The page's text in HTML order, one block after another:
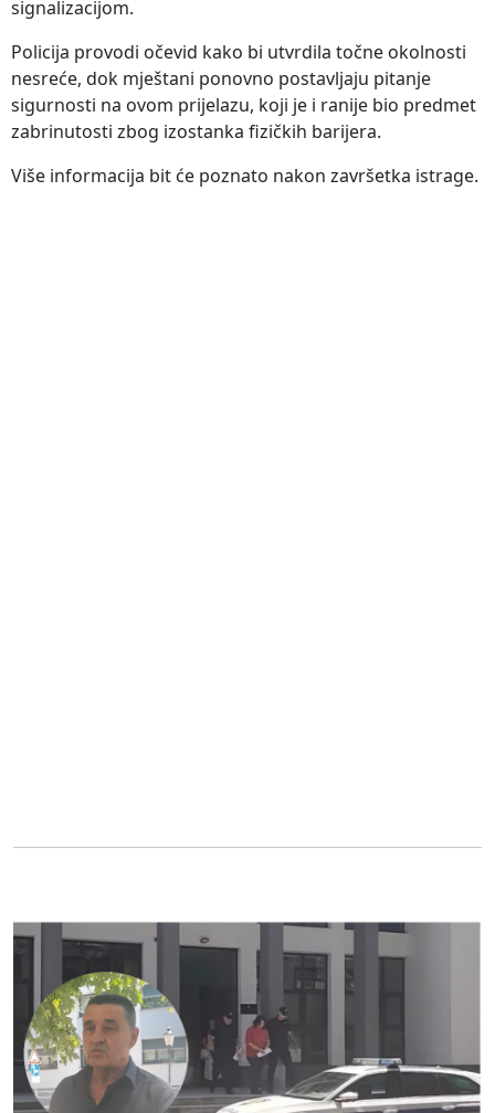
signalizacijom.
Policija provodi očevid kako bi utvrdila točne okolnosti
nesreće, dok mještani ponovno postavljaju pitanje
sigurnosti na ovom prijelazu, koji je i ranije bio predmet
zabrinutosti zbog izostanka fizičkih barijera.
Više informacija bit će poznato nakon završetka istrage.